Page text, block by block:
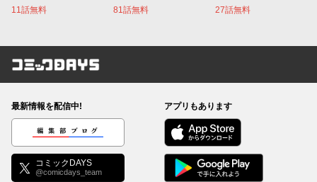
11話無料 81話無料 27話無料
コミックDAYS
最新情報を配信中!
編集部ブログ
コミックDAYS
@comicdays_team
アプリもあります